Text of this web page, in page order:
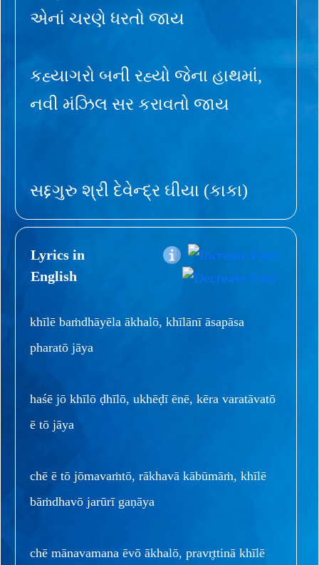
એનાં ચરણે ધરતો જાય
કહ્યાગરો બની રહ્યો જેના હાથમાં,
નવી મંઝિલ સર કરાવતો જાય
સદ્દગુરુ શ્રી દેવેન્દ્ર ઘીયા (કાકા)
Lyrics in
English
khīlē baṁdhāyēla ākhalō, khīlānī āsapāsa
pharatō jāya
haśē jō khīlō ḍhīlō, ukhēḍī ēnē, kēra varatāvatō
ē tō jāya
chē ē tō jōmavaṁtō, rākhavā kābūmāṁ, khīlē
bāṁdhavō jarūrī gaṇāya
chē mānavamana ēvō ākhalō, pravr̥ttinā khīlē